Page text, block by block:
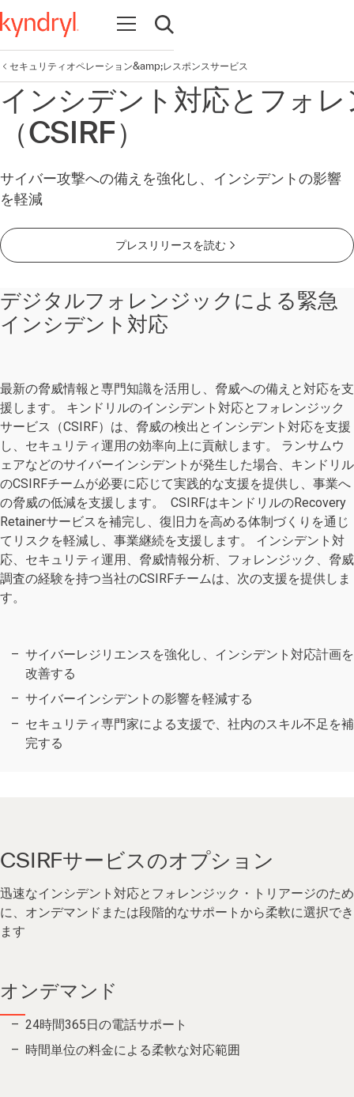
Open navigation
Open search
セキュリティオペレーション&amp;レスポンスサービス
インシデント対応とフォ
（CSIRF）
サイバー攻撃への備えを強化し、インシデントの影響
を軽減
プレスリリースを読む
デジタルフォレンジックによる緊急
インシデント対応
最新の脅威情報と専門知識を活用し、脅威への備えと対応を支
援します。 キンドリルのインシデント対応とフォレンジック
サービス（CSIRF）は、脅威の検出とインシデント対応を支援
し、セキュリティ運用の効率向上に貢献します。 ランサムウ
ェアなどのサイバーインシデントが発生した場合、キンドリル
のCSIRFチームが必要に応じて実践的な支援を提供し、事業へ
の脅威の低減を支援します。 CSIRFはキンドリルのRecovery
Retainerサービスを補完し、復旧力を高める体制づくりを通じ
てリスクを軽減し、事業継続を支援します。 インシデント対
応、セキュリティ運用、脅威情報分析、フォレンジック、脅威
調査の経験を持つ当社のCSIRFチームは、次の支援を提供しま
す。
サイバーレジリエンスを強化し、インシデント対応計画を
改善する
サイバーインシデントの影響を軽減する
セキュリティ専門家による支援で、社内のスキル不足を補
完する
CSIRFサービスのオプション
迅速なインシデント対応とフォレンジック・トリアージのため
に、オンデマンドまたは段階的なサポートから柔軟に選択でき
ます
オンデマンド
24時間365日の電話サポート
時間単位の料金による柔軟な対応範囲